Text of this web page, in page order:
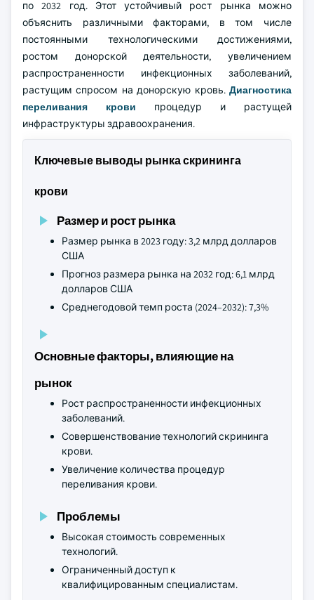
по 2032 год. Этот устойчивый рост рынка можно
объяснить различными факторами, в том числе
постоянными технологическими достижениями,
ростом донорской деятельности, увеличением
распространенности инфекционных заболеваний,
растущим спросом на донорскую кровь. Диагностика
переливания крови процедур и растущей
инфраструктуры здравоохранения.
Ключевые выводы рынка скрининга
крови
Размер и рост рынка
Размер рынка в 2023 году: 3,2 млрд долларов
США
Прогноз размера рынка на 2032 год: 6,1 млрд
долларов США
Среднегодовой темп роста (2024–2032): 7,3%
Основные факторы, влияющие на
рынок
Рост распространенности инфекционных
заболеваний.
Совершенствование технологий скрининга
крови.
Увеличение количества процедур
переливания крови.
Проблемы
Высокая стоимость современных
технологий.
Ограниченный доступ к
квалифицированным специалистам.